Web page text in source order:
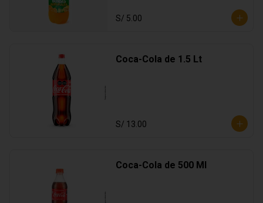
S/ 5.00
Coca-Cola de 1.5 Lt
S/ 13.00
Coca-Cola de 500 Ml